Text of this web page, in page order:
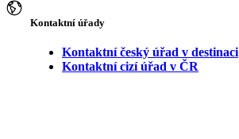
Kontaktní úřady
Kontaktní český úřad v destinaci
Kontaktní cizí úřad v ČR